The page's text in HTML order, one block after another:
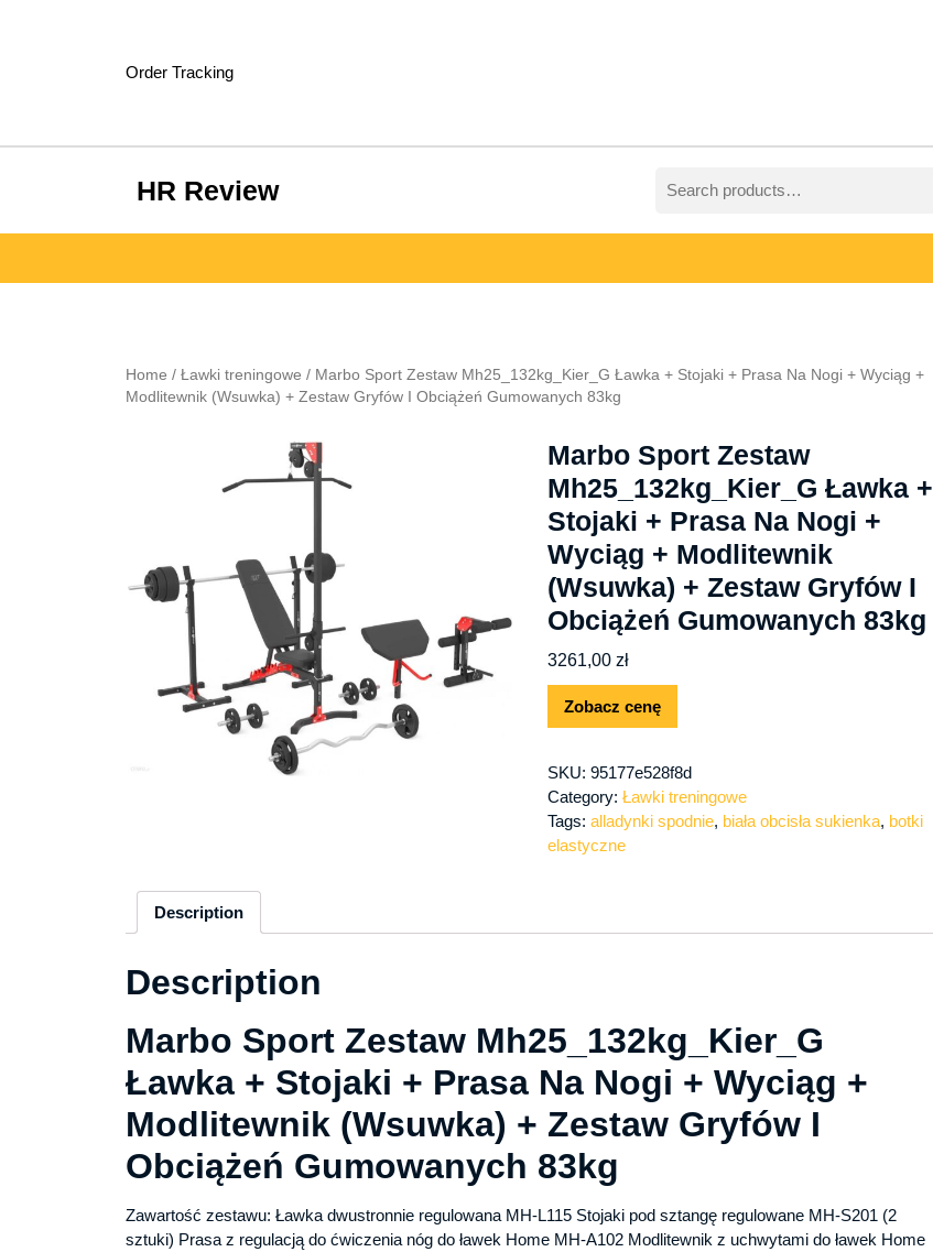
Order Tracking
HR Review
for:
Home / Ławki treningowe / Marbo Sport Zestaw Mh25_132kg_Kier_G Ławka + Stojaki + Prasa Na Nogi + Wyciąg +
Modlitewnik (Wsuwka) + Zestaw Gryfów I Obciążeń Gumowanych 83kg
Marbo Sport Zestaw
Mh25_132kg_Kier_G Ławka +
Stojaki + Prasa Na Nogi +
Wyciąg + Modlitewnik
(Wsuwka) + Zestaw Gryfów I
Obciążeń Gumowanych 83kg
3261,00 zł
Zobacz cenę
SKU: 95177e528f8d
Category: Ławki treningowe
Tags: alladynki spodnie, biała obcisła sukienka, botki
elastyczne
Description
Description
Marbo Sport Zestaw Mh25_132kg_Kier_G
Ławka + Stojaki + Prasa Na Nogi + Wyciąg +
Modlitewnik (Wsuwka) + Zestaw Gryfów I
Obciążeń Gumowanych 83kg
Zawartość zestawu: Ławka dwustronnie regulowana MH-L115 Stojaki pod sztangę regulowane MH-S201 (2
sztuki) Prasa z regulacją do ćwiczenia nóg do ławek Home MH-A102 Modlitewnik z uchwytami do ławek Home